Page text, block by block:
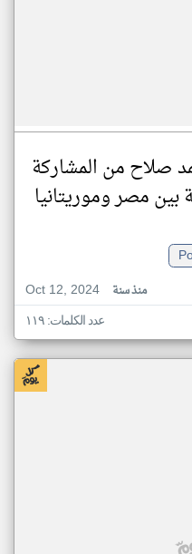
من المشاركة
بين مصر وموريتانيا
Oct 12, 2024
منذ سنة
عدد الكلمات: ١١٩